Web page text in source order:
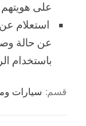
على
استعلام
عن حالة
باستخدام
قسم: سيارات